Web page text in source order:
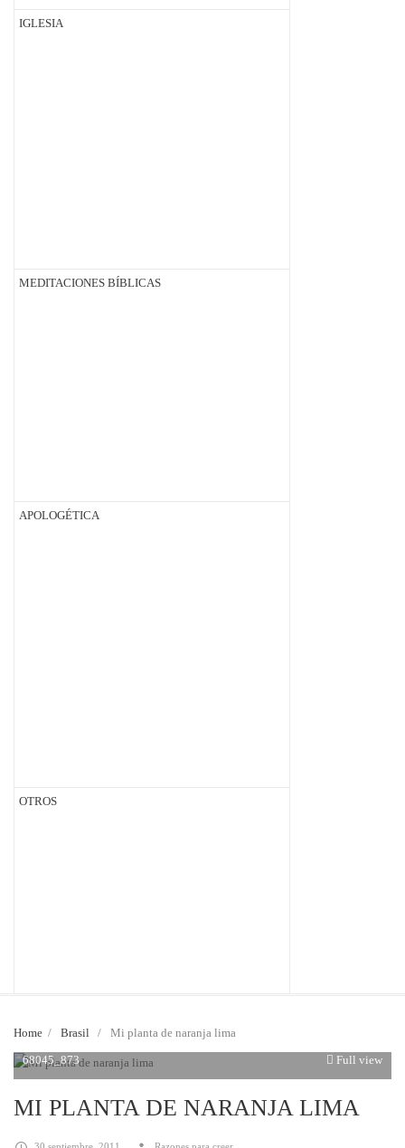
IGLESIA
MEDITACIONES BÍBLICAS
APOLOGÉTICA
OTROS
Home / Brasil /
Mi planta de naranja lima
68045_873
Full view
MI PLANTA DE NARANJA LIMA